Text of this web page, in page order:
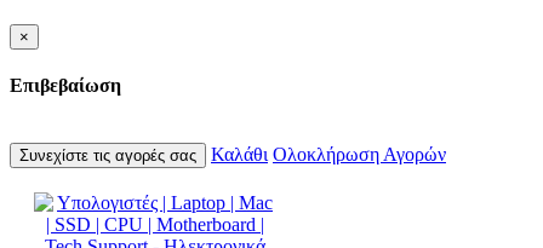
×
Επιβεβαίωση
Συνεχίστε τις αγορές σας Καλάθι Ολοκλήρωση Αγορών